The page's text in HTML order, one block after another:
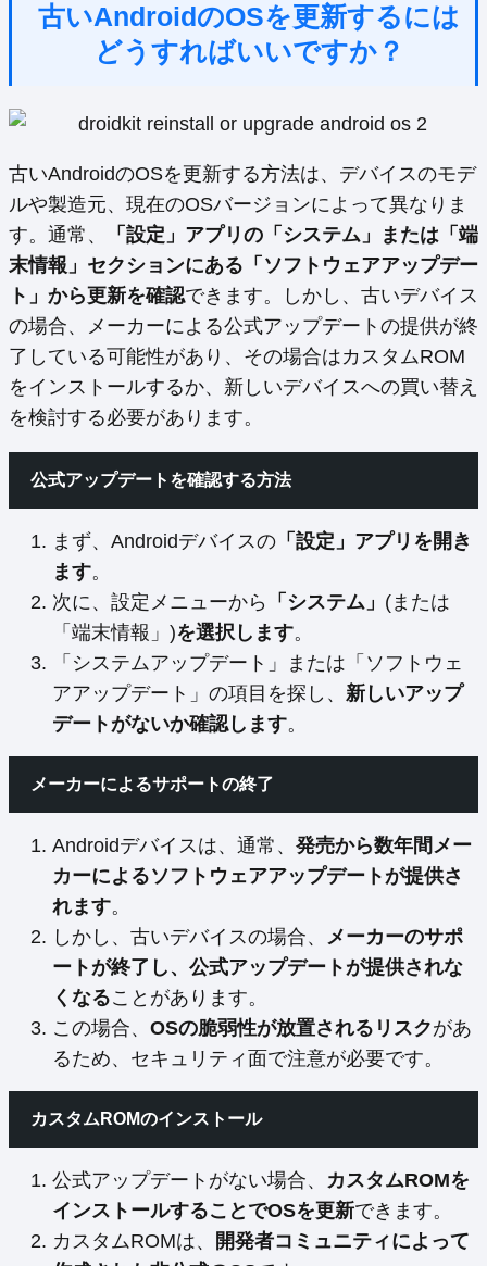
古いAndroidのOSを更新するには
どうすればいいですか？
古いAndroidのOSを更新する方法は、デバイスのモデ
ルや製造元、現在のOSバージョンによって異なりま
す。通常、
「設定」アプリの「システム」または「端
末情報」セクションにある「ソフトウェアアップデー
ト」から更新を確認できます。しかし、古いデバイス
の場合、メーカーによる公式アップデートの提供が終
了している可能性があり、その場合はカスタムROM
をインストールするか、新しいデバイスへの買い替え
を検討する必要があります。
公式アップデートを確認する方法
まず、Androidデバイスの 「設定」アプリを開き
ます。
次に、設定メニューから
「システム」 (または
「端末情報」)を選択します。
「システムアップデート」または「ソフトウェ
アアップデート」の項目を探し、 新しいアップ
デートがないか確認します。
メーカーによるサポートの終了
Androidデバイスは、通常、 発売から数年間メー
カーによるソフトウェアアップデートが提供さ
れます。
しかし、古いデバイスの場合、 メーカーのサポ
ートが終了し、公式アップデートが提供されな
くなることがあります。
この場合、 OSの脆弱性が放置されるリスクがあ
るため、セキュリティ面で注意が必要です。
カスタムROMのインストール
公式アップデートがない場合、 カスタムROMを
インストールすることでOSを更新できます。
カスタムROMは、
開発者コミュニティによって